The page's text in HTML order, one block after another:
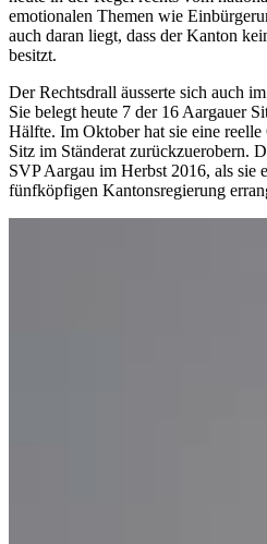
emotionalen Themen wie
auch daran liegt, dass der Kanton
besitzt.
Der Rechtsdrall äusserte sich auch
Sie belegt heute 7 der 16 Aargauer
Hälfte. Im Oktober hat sie eine reelle
Sitz im Ständerat zurückzuerobern.
SVP Aargau im Herbst 2016, als sie
fünfköpfigen Kantonsregierung